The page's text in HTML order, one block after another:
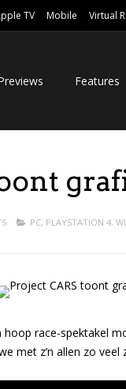
TV Mobile Virtual
Features
PC, PLAYSTATION 4,
race-spektakel
met z’n allen zo